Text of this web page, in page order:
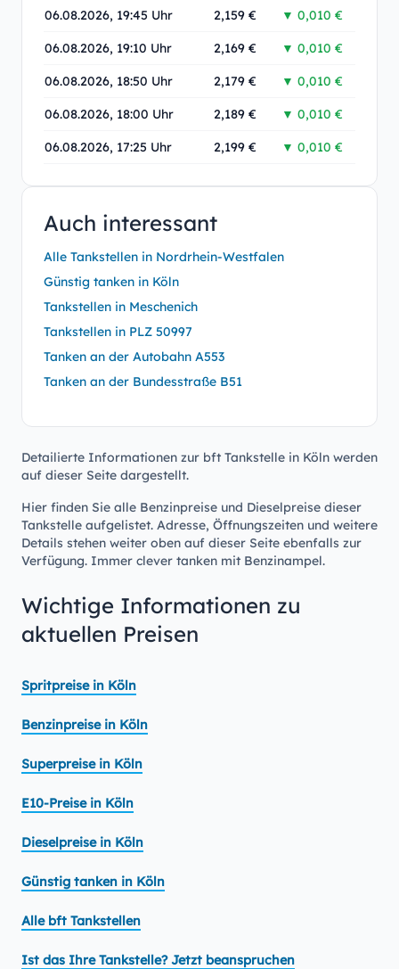
06.08.2026, 19:45 Uhr 2,159 € ▼ 0,010 €
06.08.2026, 19:10 Uhr 2,169 € ▼ 0,010 €
06.08.2026, 18:50 Uhr 2,179 € ▼ 0,010 €
06.08.2026, 18:00 Uhr 2,189 € ▼ 0,010 €
06.08.2026, 17:25 Uhr 2,199 € ▼ 0,010 €
Auch interessant
Alle Tankstellen in Nordrhein-Westfalen
Günstig tanken in Köln
Tankstellen in Meschenich
Tankstellen in PLZ 50997
Tanken an der Autobahn A553
Tanken an der Bundesstraße B51
Detailierte Informationen zur bft Tankstelle in Köln werden
auf dieser Seite dargestellt.
Hier finden Sie alle Benzinpreise und Dieselpreise dieser
Tankstelle aufgelistet. Adresse, Öffnungszeiten und weitere
Details stehen weiter oben auf dieser Seite ebenfalls zur
Verfügung. Immer clever tanken mit Benzinampel.
Wichtige Informationen zu
aktuellen Preisen
Spritpreise in Köln
Benzinpreise in Köln
Superpreise in Köln
E10-Preise in Köln
Dieselpreise in Köln
Günstig tanken in Köln
Alle bft Tankstellen
Ist das Ihre Tankstelle? Jetzt beanspruchen